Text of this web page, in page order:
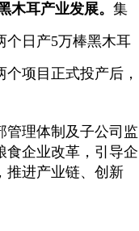
木耳产业发展。 集
个日产5万棒黑木耳
项目正式投产后，
管理体制及子公司监
食企业改革，引导企
推进产业链、创新